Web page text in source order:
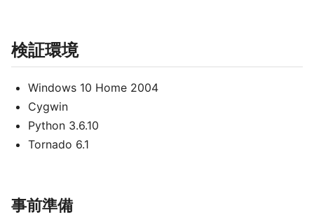
検証環境
Windows 10 Home 2004
Cygwin
Python 3.6.10
Tornado 6.1
事前準備